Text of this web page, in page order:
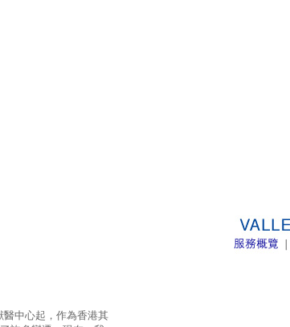
醫中心起，作為香港其